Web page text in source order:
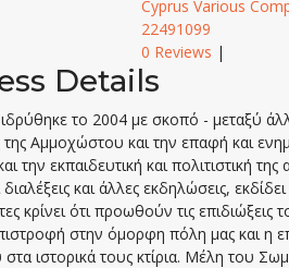
Cyprus Various
22491099
0 Reviews |
Details
το 2004 με σκοπό - μεταξύ
της Αμμοχώστου και την επαφή και
την εκπαιδευτική και πολιτιστική
και άλλες εκδηλώσεις,
κρίνει ότι προωθούν τις
στην όμορφη πόλη μας και η
ιστορικά τους κτίρια. Μέλη του